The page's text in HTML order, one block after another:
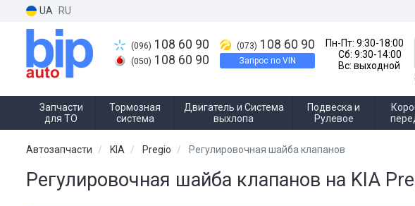
UA RU
(096) 108 60 90
(050) 108 60 90
(073) 108 60 90
Запрос по VIN
Пн-Пт: 9:30-18:00
Сб: 9:30-14:00
Вс: выходной
Запчасти
для ТО
Тормозная
система
Двигатель и Система
выхлопа
Подвеска и
Рулевое
Автозапчасти KIA Pregio Регулировочная шайба клапанов
Регулировочная шайба клапанов на KIA